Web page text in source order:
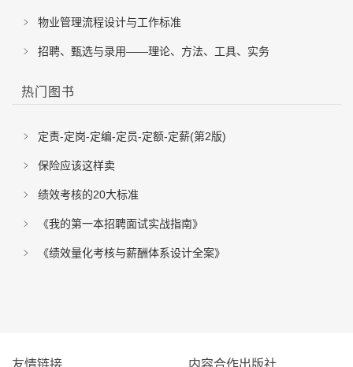
物业管理流程设计与工作标准
招聘、甄选与录用——理论、方法、工具、实务
热门图书
定责-定岗-定编-定员-定额-定薪(第2版)
保险应该这样卖
绩效考核的20大标准
《我的第一本招聘面试实战指南》
《绩效量化考核与薪酬体系设计全案》
友情链接 内容合作出版社